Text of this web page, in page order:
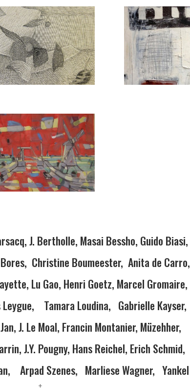
J. Bertholle, Masai Bessho, Guido Biasi,
Christine Boumeester, Anita de Carro,
Lu Gao, Henri Goetz, Marcel Gromaire,
Tamara Loudina, Gabrielle Kayser,
J. Le Moal, Francin Montanier, Müzehher,
J.Y. Pougny, Hans Reichel, Erich Schmid,
Arpad Szenes, Marliese Wagner, Yankel
+